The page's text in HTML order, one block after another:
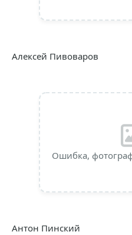
Алексей Пивоваров
Ошибка,
Антон Пинский